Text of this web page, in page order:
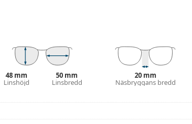
eller kolla in vår
före användning
48 mm
Linshöjd
50 mm
Linsbredd
20 mm
Näsbryggans bredd